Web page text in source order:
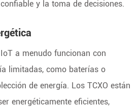
y la toma de decisiones.
a menudo funcionan con
limitadas, como baterías o
de energía. Los TCXO están
energéticamente eficientes,